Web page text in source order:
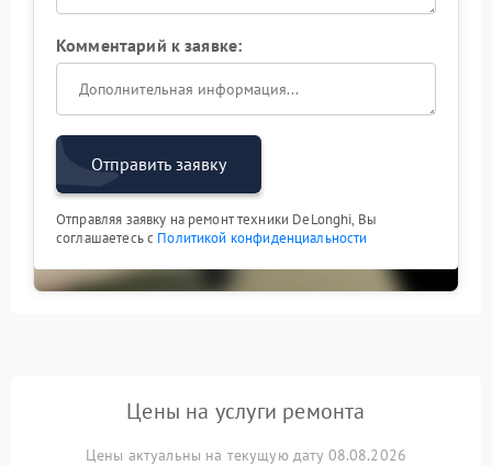
Комментарий к заявке:
Отправить заявку
Отправляя заявку на ремонт техники DeLonghi, Вы
соглашаетесь с Политикой конфиденциальности
Цены на услуги ремонта
Цены актуальны на текущую дату 08.08.2026